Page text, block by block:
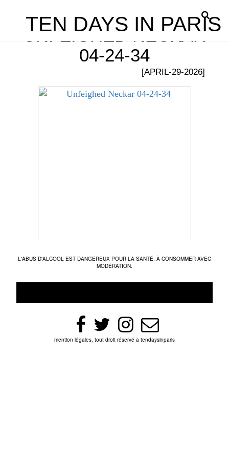
TEN DAYS IN PARIS
UNFEIGHED NECKAR
04-24-34
[APRIL-29-2026]
L'ABUS D'ALCOOL EST DANGEREUX POUR LA SANTÉ. À CONSOMMER AVEC
MODÉRATION.
mention légales, tout droit réservé à tendaysinparis